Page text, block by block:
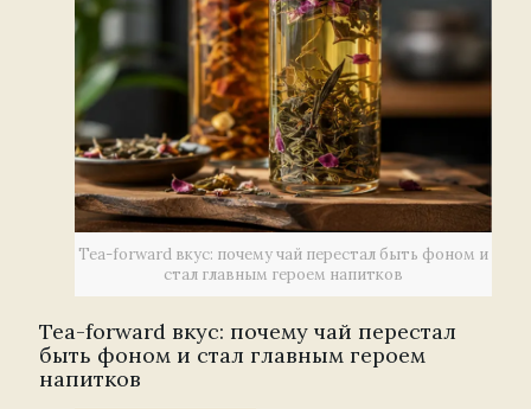
Tea-forward вкус: почему чай перестал быть фоном и
стал главным героем напитков
Tea-forward вкус: почему чай перестал
быть фоном и стал главным героем
напитков